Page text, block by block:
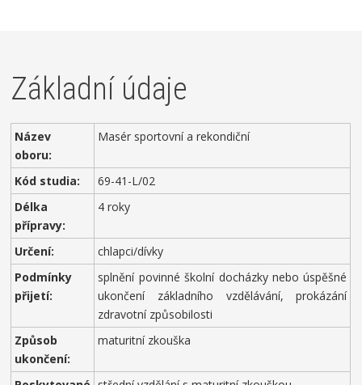
Základní údaje
Název
oboru:
Masér sportovní a rekondiční
Kód studia:
69-41-L/02
Délka
přípravy:
4 roky
Určení:
chlapci/dívky
Podmínky
přijetí:
splnění povinné školní docházky nebo úspěšné
ukončení základního vzdělávání, prokázání
zdravotní způsobilosti
Způsob
ukončení:
maturitní zkouška